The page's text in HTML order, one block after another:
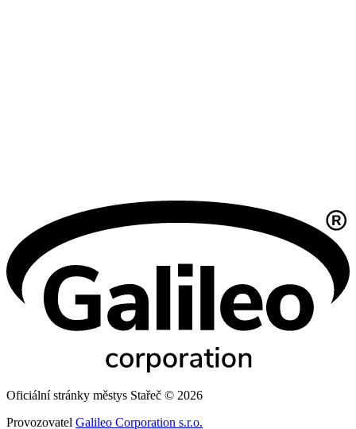
Oficiální stránky městys Stařeč © 2026
Provozovatel Galileo Corporation s.r.o.